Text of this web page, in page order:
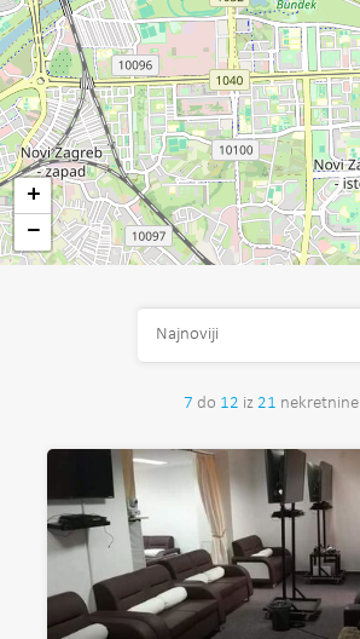
+
−
7 do 12 iz 21 nekretnine
Najnoviji